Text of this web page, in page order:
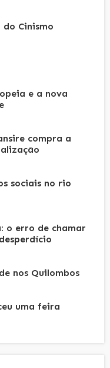
Cinismo
e a nova
compra a
sociais no rio
o erro de chamar
nos Quilombos
uma feira